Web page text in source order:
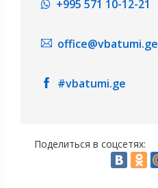
+995 571 10-12-21
office@vbatumi.ge
#vbatumi.ge
Поделиться в соцсетях: